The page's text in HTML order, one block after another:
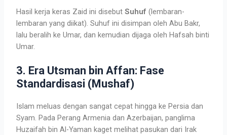
Hasil kerja keras Zaid ini disebutSuhuf (lembaran-
lembaran yang diikat). Suhuf ini disimpan oleh Abu Bakr,
lalu beralih ke Umar, dan kemudian dijaga oleh Hafsah binti
Umar.
3. Era Utsman bin Affan: Fase
Standardisasi (Mushaf)
Islam meluas dengan sangat cepat hingga ke Persia dan
Syam. Pada Perang Armenia dan Azerbaijan, panglima
Huzaifah bin Al-Yaman kaget melihat pasukan dari Irak